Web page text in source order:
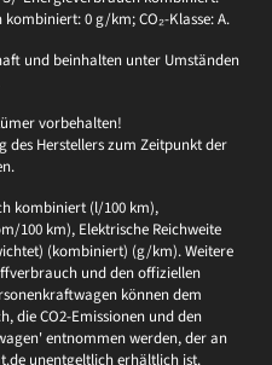
kombiniert: 0 g/km; CO₂-Klasse: A.
und beinhalten unter Umständen
vorbehalten!
des Herstellers zum Zeitpunkt der
kombiniert (l/100 km),
100 km), Elektrische Reichweite
(kombiniert) (g/km). Weitere
und den offiziellen
können dem
die CO2-Emissionen und den
entnommen werden, der an
unentgeltlich erhältlich ist.